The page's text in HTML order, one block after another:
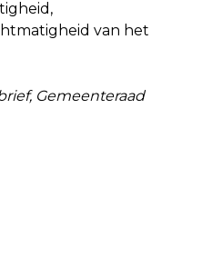
van het
Gemeenteraad